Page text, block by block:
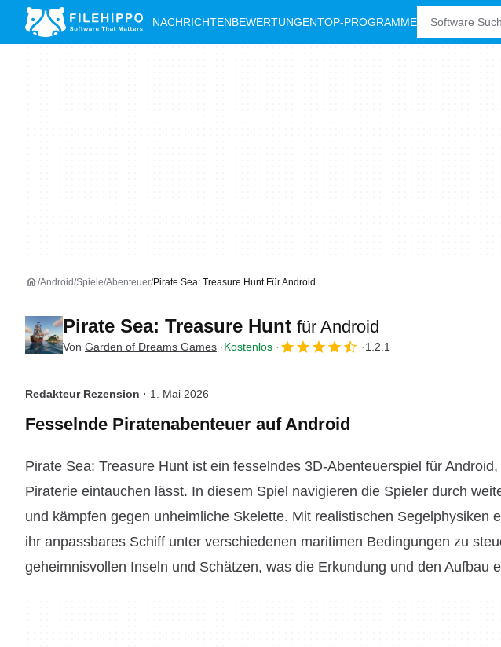
NACHRICHTENBEWERTUNGENTOP-PROGRAMME
Android Spiele Abenteuer Pirate Sea: Treasure Hunt Für Android
Pirate Sea: Treasure Hunt für Android
Von Garden of Dreams Games Kostenlos 1.2.1
Redakteur Rezension · 1. Mai 2026
Fesselnde Piratenabenteuer auf Android
Pirate Sea: Treasure Hunt ist ein fesselndes 3D-Abenteuerspiel für
Piraterie eintauchen lässt. In diesem Spiel navigieren die Spieler durch
und kämpfen gegen unheimliche Skelette. Mit realistischen Segelphysiken
ihr anpassbares Schiff unter verschiedenen maritimen Bedingungen zu
geheimnisvollen Inseln und Schätzen, was die Erkundung und den Aufbau